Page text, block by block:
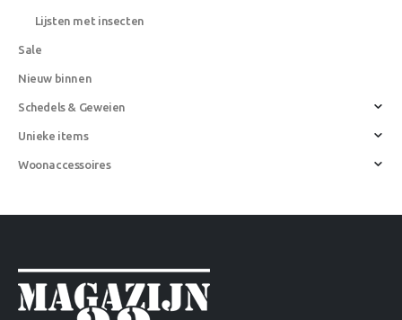
Lijsten met insecten
Sale
Nieuw binnen
Schedels & Geweien
Unieke items
Woonaccessoires